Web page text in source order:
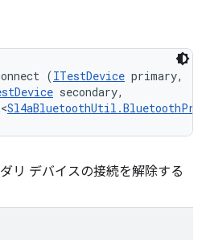
(ITestDevice primary,
secondary,
リ デバイスの接続を解除する